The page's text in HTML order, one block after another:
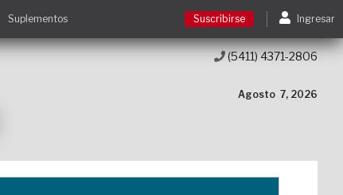
Suscribirse
Suplementos Suscribirse Ingresar
Agosto 7, 2026
(5411) 4371-2806